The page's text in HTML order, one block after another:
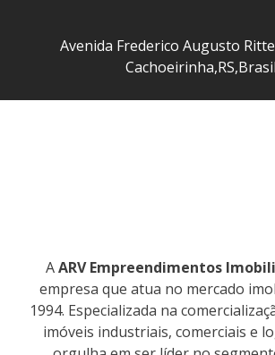
Avenida Frederico Augusto
Cachoeirinha,RS,Brasil
AARV Empreendimentos
empresa que atua no mercado
1994. Especializada na
imóveis industriais, comerciais e